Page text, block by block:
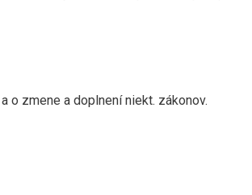
o zmene a doplnení niekt. zákonov.